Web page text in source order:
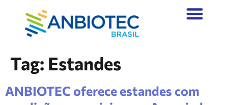
Tag: Estandes
ANBIOTEC oferece estandes com